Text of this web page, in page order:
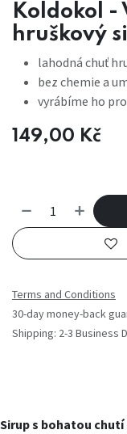
Koldokol -
hruškový
lahodná chuť
bez chemie a
vyrábíme ho
149,00 Kč
Terms and Conditions
30-day money-back
Shipping: 2-3 Business
Sirup s bohatou